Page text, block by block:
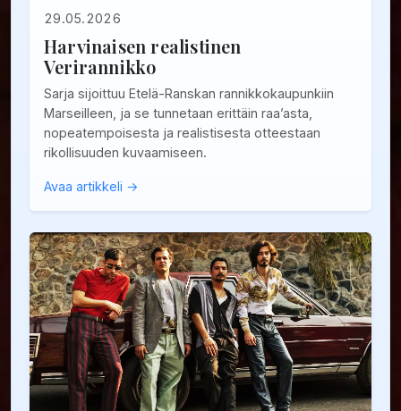
29.05.2026
Harvinaisen realistinen
Verirannikko
Sarja sijoittuu Etelä-Ranskan rannikkokaupunkiin
Marseilleen, ja se tunnetaan erittäin raa’asta,
nopeatempoisesta ja realistisesta otteestaan
rikollisuuden kuvaamiseen.
Avaa artikkeli →